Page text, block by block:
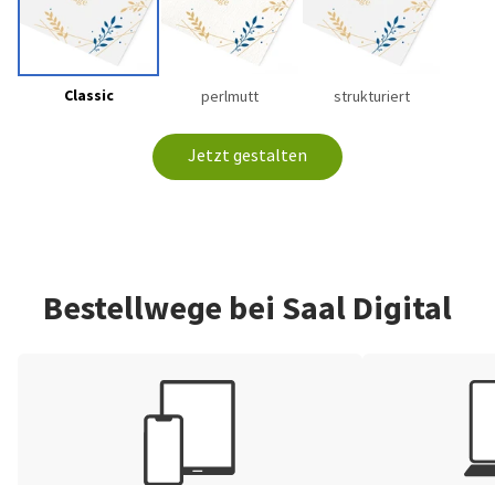
Classic perlmutt strukturiert
Jetzt gestalten
Bestellwege bei Saal Digital